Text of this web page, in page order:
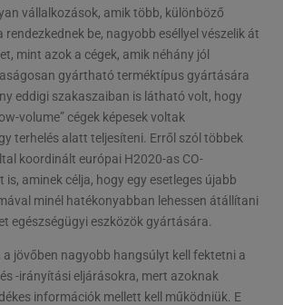
vállalkozások, amik több, különböző
be, nagyobb eséllyel vészelik át
mint azok a cégek, amik néhány jól
gyártható terméktípus gyártására
eddigi szakaszaiban is látható volt, hogy
volume” cégek képesek voltak
terhelés alatt teljesíteni. Erről szól többek
koordinált európai H2020-as CO-
is, aminek célja, hogy egy esetleges újabb
minél hatékonyabban lehessen átállítani
egészségügyi eszközök gyártására.
jövőben nagyobb hangsúlyt kell fektetni a
-irányítási eljárásokra, mert azoknak
információk mellett kell működniük. E